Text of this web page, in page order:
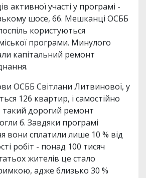
активної участі у програмі -
шосе, 66. Мешканці ОСББ
користуються
програми. Минулого
капітальний ремонт
ОСББ Світлани Литвинової, у
126 квартир, і самостійно
такий дорогий ремонт
б. Завдяки програмі
вони сплатили лише 10 % від
робіт - понад 100 тисяч
жителів це стало
адже близько 30 %